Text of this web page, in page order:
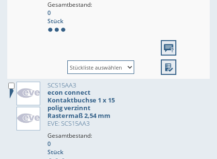
Gesamtbestand:
0
Stück
SCS15AA3
econ connect
Kontaktbuchse 1 x 15
polig verzinnt
Rastermaß 2,54 mm
EVE: SCS15AA3
Gesamtbestand:
0
Stück